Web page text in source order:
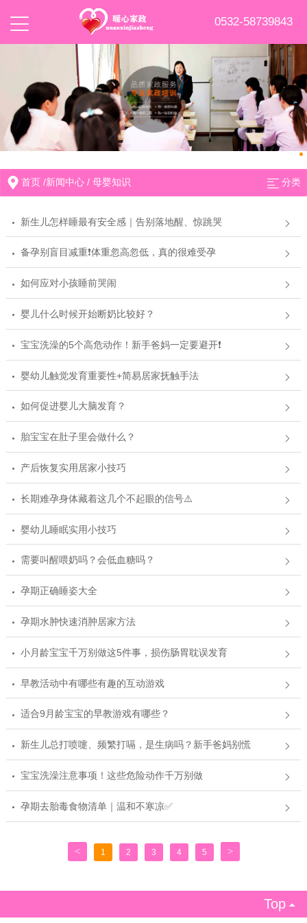
0532-58739843
首页 /新闻中心 /母婴知识 分类
新生儿怎样睡最有安全感｜告别落地醒、惊跳哭
备孕别盲目减重❗体重忽高忽低，真的很难受孕
如何应对小孩睡前哭闹
婴儿什么时候开始断奶比较好？
宝宝洗澡的5个高危动作！新手爸妈一定要避开❗
婴幼儿触觉发育重要性+简易居家抚触手法
如何促进婴儿大脑发育？
胎宝宝在肚子里会做什么？
产后恢复实用居家小技巧
长期难孕身体藏着这几个不起眼的信号⚠️
婴幼儿睡眠实用小技巧
需要叫醒喂奶吗？会低血糖吗？
孕期正确睡姿大全
孕期水肿快速消肿居家方法
小月龄宝宝千万别做这5件事，损伤肠胃耽误发育
早教活动中有哪些有趣的互动游戏
适合9月龄宝宝的早教游戏有哪些？
新生儿总打喷嚏、频繁打嗝，是生病吗？新手爸妈别慌
宝宝洗澡注意事项！这些危险动作千万别做
孕期去胎毒食物清单｜温和不寒凉✅
< 1 2 3 4 5 >
Top